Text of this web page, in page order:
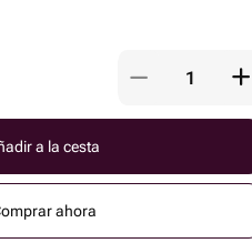
a la cesta
ahora